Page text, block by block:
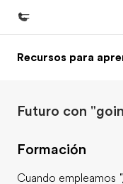
Inicio
Programas
Oficinas
Recursos para
Futuro con
Formación
Cuando empleamos